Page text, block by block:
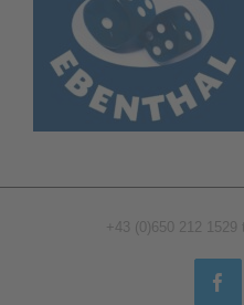
+43 (0)650 212 1529